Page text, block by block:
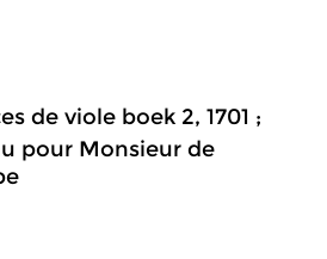
de viole boek 2, 1701 ;
pour Monsieur de